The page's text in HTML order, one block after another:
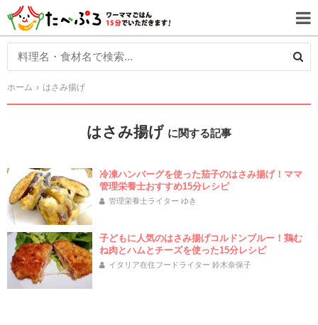
ホーム はさみ揚げ
はさみ揚げ に関する記事
冷凍ハンバーグを使った茄子のはさみ揚げ！ママ
管理栄養士おすすめ15分レシピ
管理栄養士ライター ゆき
子どもに人気のはさみ揚げコルドンブルー！鶏む
ね肉とハムとチーズを使った15分レシピ
イタリア在住フードライター 鈴木奈保子